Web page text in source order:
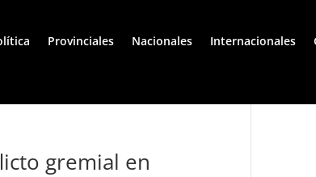
Provinciales Nacionales Internacionales
gremial en